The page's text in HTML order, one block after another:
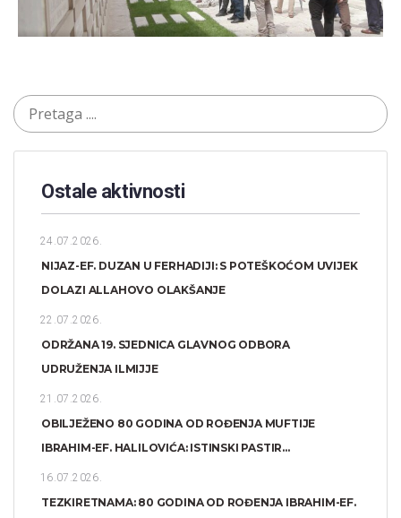
Ostale aktivnosti
24.07.2026.
NIJAZ-EF. DUZAN U FERHADIJI: S POTEŠKOĆOM UVIJEK
DOLAZI ALLAHOVO OLAKŠANJE
22.07.2026.
ODRŽANA 19. SJEDNICA GLAVNOG ODBORA
UDRUŽENJA ILMIJJE
21.07.2026.
OBILJEŽENO 80 GODINA OD ROĐENJA MUFTIJE
IBRAHIM-EF. HALILOVIĆA: ISTINSKI PASTIR...
16.07.2026.
TEZKIRETNAMA: 80 GODINA OD ROĐENJA IBRAHIM-EF.